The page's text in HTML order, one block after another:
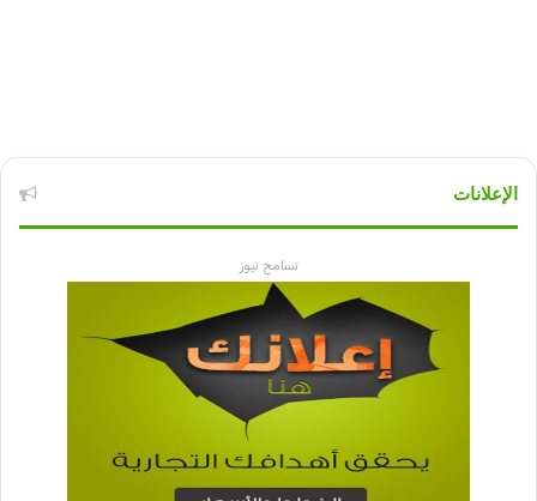
الإعلانات
تسامح نيوز